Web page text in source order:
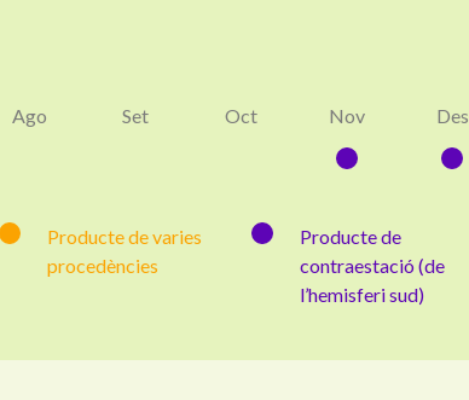
Ago Set Oct Nov Des
Producte de varies
procedències
Producte de
contraestació (de
l’hemisferi sud)